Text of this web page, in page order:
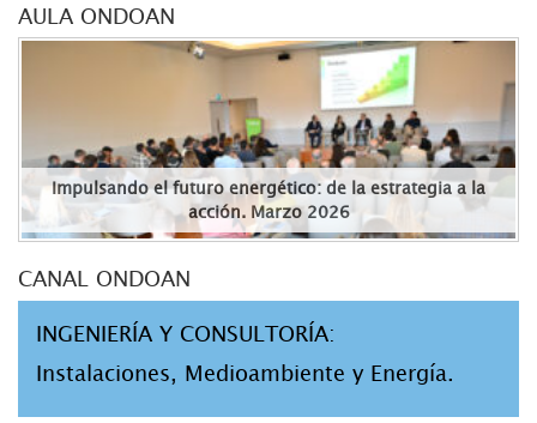
AULA ONDOAN
Impulsando el futuro energético: de la estrategia a la
acción. Marzo 2026
CANAL ONDOAN
INGENIERÍA Y CONSULTORÍA:
Instalaciones, Medioambiente y Energía.